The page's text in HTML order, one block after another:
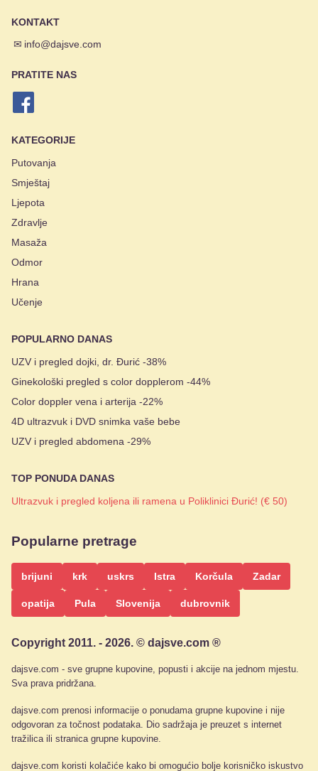
KONTAKT
✉ info@dajsve.com
PRATITE NAS
KATEGORIJE
Putovanja
Smještaj
Ljepota
Zdravlje
Masaža
Odmor
Hrana
Učenje
POPULARNO DANAS
UZV i pregled dojki, dr. Đurić -38%
Ginekološki pregled s color dopplerom -44%
Color doppler vena i arterija -22%
4D ultrazvuk i DVD snimka vaše bebe
UZV i pregled abdomena -29%
TOP PONUDA DANAS
Ultrazvuk i pregled koljena ili ramena u Poliklinici Đurić! (€ 50)
Popularne pretrage
brijuni krk uskrs Istra Korčula Zadar
opatija Pula Slovenija dubrovnik
Copyright 2011. - 2026. © dajsve.com ®
dajsve.com - sve grupne kupovine, popusti i akcije na jednom mjestu.
Sva prava pridržana.
dajsve.com prenosi informacije o ponudama grupne kupovine i nije
odgovoran za točnost podataka. Dio sadržaja je preuzet s internet
tražilica ili stranica grupne kupovine.
dajsve.com koristi kolačiće kako bi omogućio bolje korisničko iskustvo